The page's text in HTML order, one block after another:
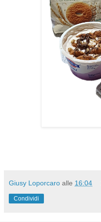
Giusy Loporcaro alle 16:04
Condividi